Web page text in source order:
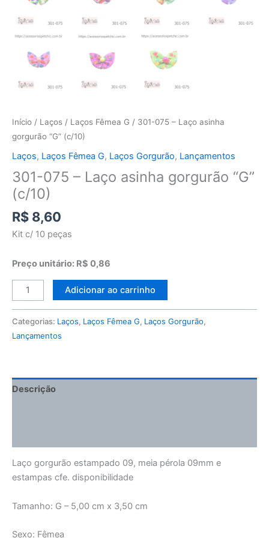
Início / Laços / Laços Fêmea G / 301-075 – Laço asinha
gorgurão “G” (c/10)
Laços, Laços Fêmea G, Laços Gorgurão, Lançamentos
301-075 – Laço asinha gorgurão “G”
(c/10)
R$ 8,60
Kit c/ 10 peças
Preço unitário: R$ 0,86
Adicionar ao carrinho
Categorias: Laços, Laços Fêmea G, Laços Gorgurão,
Lançamentos
Descrição
Laço gorgurão estampado 09, meia pérola 09mm e
estampas cfe. disponibilidade
Tamanho: G – 5,00 cm x 3,50 cm
Sexo: Fêmea